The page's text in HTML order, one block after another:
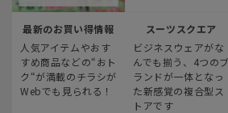
最新のお買い得情報
人気アイテムやおす
すめ商品などの“おト
ク“が満載のチラシが
Webでも見られる！
スーツスクエア
ビジネスウェアがな
んでも揃う、4つのブ
ランドが一体となっ
た新感覚の複合型ス
トアです